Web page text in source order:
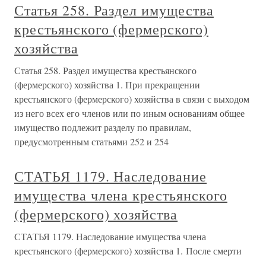
Статья 258. Раздел имущества
крестьянского (фермерского)
хозяйства
Статья 258. Раздел имущества крестьянского
(фермерского) хозяйства 1. При прекращении
крестьянского (фермерского) хозяйства в связи с выходом
из него всех его членов или по иным основаниям общее
имущество подлежит разделу по правилам,
предусмотренным статьями 252 и 254
СТАТЬЯ 1179. Наследование
имущества члена крестьянского
(фермерского) хозяйства
СТАТЬЯ 1179. Наследование имущества члена
крестьянского (фермерского) хозяйства 1. После смерти